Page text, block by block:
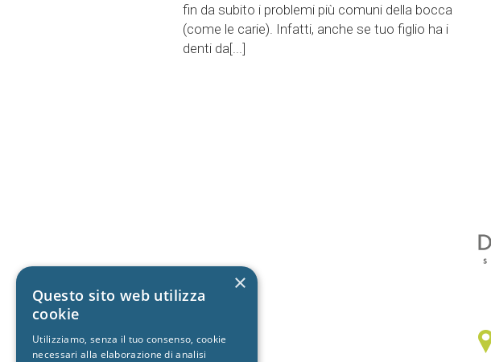
fin da subito i problemi più comuni della bocca
(come le carie). Infatti, anche se tuo figlio ha i
denti da[...]
×
Questo sito web utilizza
cookie
Utilizziamo, senza il tuo consenso, cookie
necessari alla elaborazione di analisi